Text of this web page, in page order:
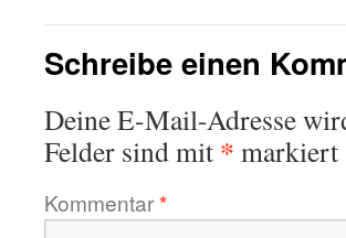
Schreibe einen
Deine E-Mail-Adresse
Felder sind mit * markiert
Kommentar*